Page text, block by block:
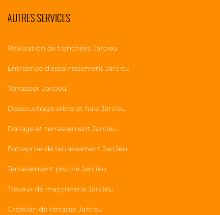
AUTRES SERVICES
Réalisation de tranchées Jarcieu
Entreprise d'assainissement Jarcieu
Terrassier Jarcieu
Dessouchage arbre et haie Jarcieu
Dallage et terrassement Jarcieu
Entreprise de terrassement Jarcieu
Terrassement piscine Jarcieu
Travaux de maçonnerie Jarcieu
Création de terrasse Jarcieu